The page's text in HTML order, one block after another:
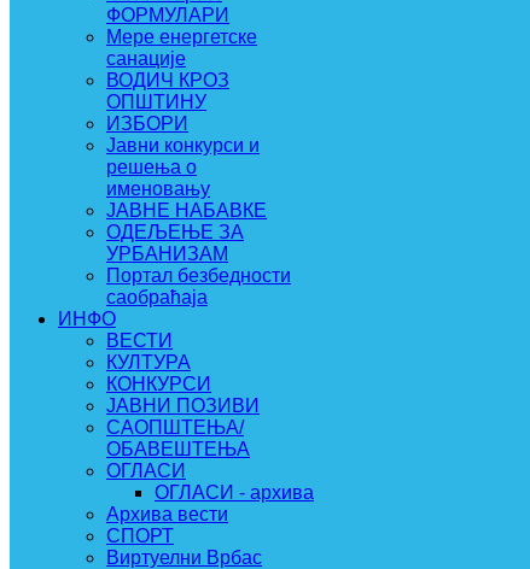
ФОРМУЛАРИ
Мере енергетске
санације
ВОДИЧ КРОЗ
ОПШТИНУ
ИЗБОРИ
Јавни конкурси и
решења о
именовању
ЈАВНЕ НАБАВКЕ
ОДЕЉЕЊЕ ЗА
УРБАНИЗАМ
Портал безбедности
саобраћаја
ИНФО
ВЕСТИ
КУЛТУРА
КОНКУРСИ
ЈАВНИ ПОЗИВИ
САОПШТЕЊА/
ОБАВЕШТЕЊА
ОГЛАСИ
ОГЛАСИ - архива
Архива вести
СПОРТ
Виртуелни Врбас